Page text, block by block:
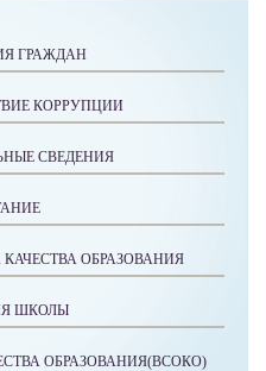
ГРАЖДАН
КОРРУПЦИИ
СВЕДЕНИЯ
ОБРАЗОВАНИЯ
ШКОЛЫ
ОБРАЗОВАНИЯ(ВСОКО)